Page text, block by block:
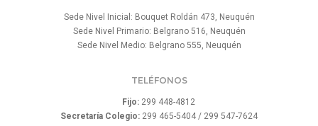
Sede Nivel Inicial: Bouquet Roldán 473, Neuquén
Sede Nivel Primario: Belgrano 516, Neuquén
Sede Nivel Medio: Belgrano 555, Neuquén
TELÉFONOS
Fijo: 299 448-4812
Secretaría Colegio: 299 465-5404 / 299 547-7624